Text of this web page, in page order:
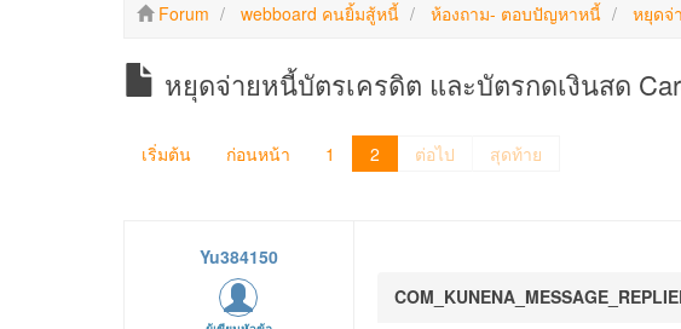
Forum webboard คนยิ้มสู้หนี้ ห้องถาม- ตอบปัญหาหนี้ หยุดจ่
หยุดจ่ายหนี้บัตรเครดิต และบัตรกดเงินสด
เริ่มต้น ก่อนหน้า 1 2 ต่อไป สุดท้าย
Yu384150